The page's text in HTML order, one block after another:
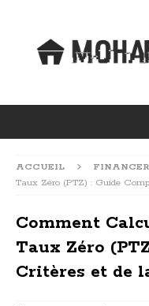
ACCUEIL FINANCER
Taux Zéro (PTZ) : Guide
Comment
Taux Zéro
Critères et de